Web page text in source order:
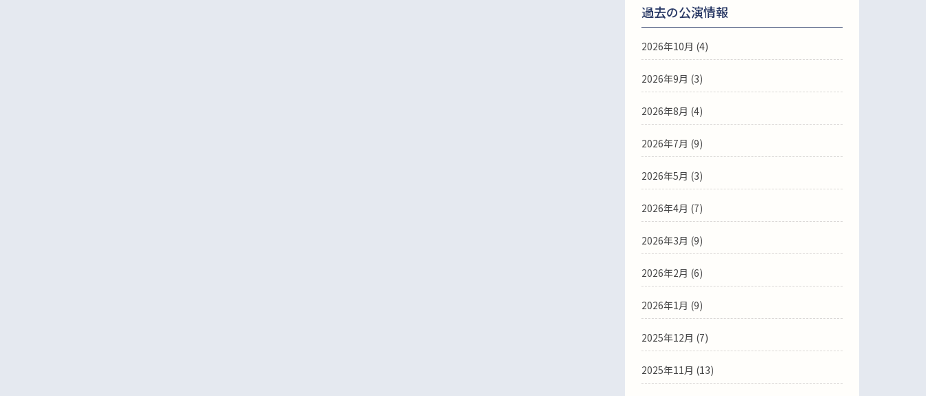
過去の公演情報
2026年10月 (4)
2026年9月 (3)
2026年8月 (4)
2026年7月 (9)
2026年5月 (3)
2026年4月 (7)
2026年3月 (9)
2026年2月 (6)
2026年1月 (9)
2025年12月 (7)
2025年11月 (13)